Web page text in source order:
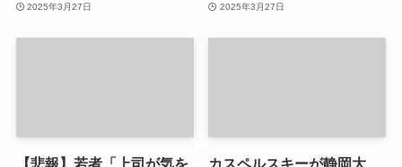
2025年3月27日 2025年3月27日
【悲報】若者「上司が気を
カスペルスキーが静岡大